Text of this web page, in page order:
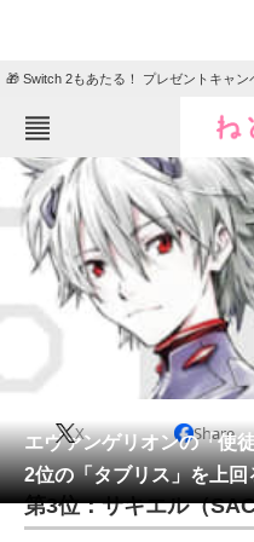
🎁 Switch 2もあたる！ プレゼントキャン
ねとらぼメニュー
TOP
エンタメ
動物
会員記事
メディア
エヴァンゲリオンの「
2位の「タブリス」を上回
X Share
第3位：サキエル（